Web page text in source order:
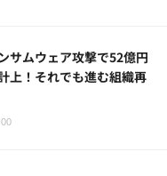
サムウェア攻撃で52億円
上！それでも進む組織再